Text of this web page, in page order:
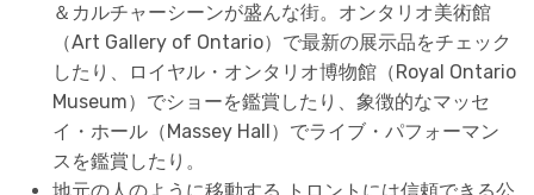
＆カルチャーシーンが盛んな街。オンタリオ美術館
（Art Gallery of Ontario）で最新の展示品をチェック
したり、ロイヤル・オンタリオ博物館（Royal Ontario
Museum）でショーを鑑賞したり、象徴的なマッセ
イ・ホール（Massey Hall）でライブ・パフォーマン
スを鑑賞したり。